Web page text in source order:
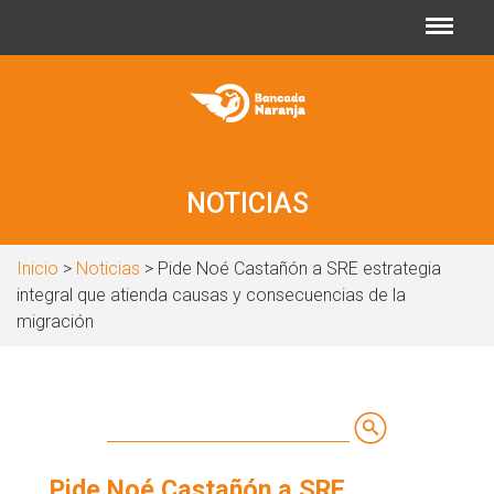
NOTICIAS
Inicio > Noticias > Pide Noé Castañón a SRE estrategia
integral que atienda causas y consecuencias de la
migración